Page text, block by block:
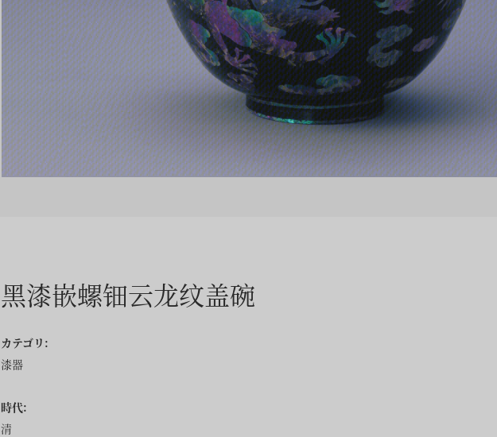
黑漆嵌螺钿云龙纹盖碗
カテゴリ:
漆器
時代:
清